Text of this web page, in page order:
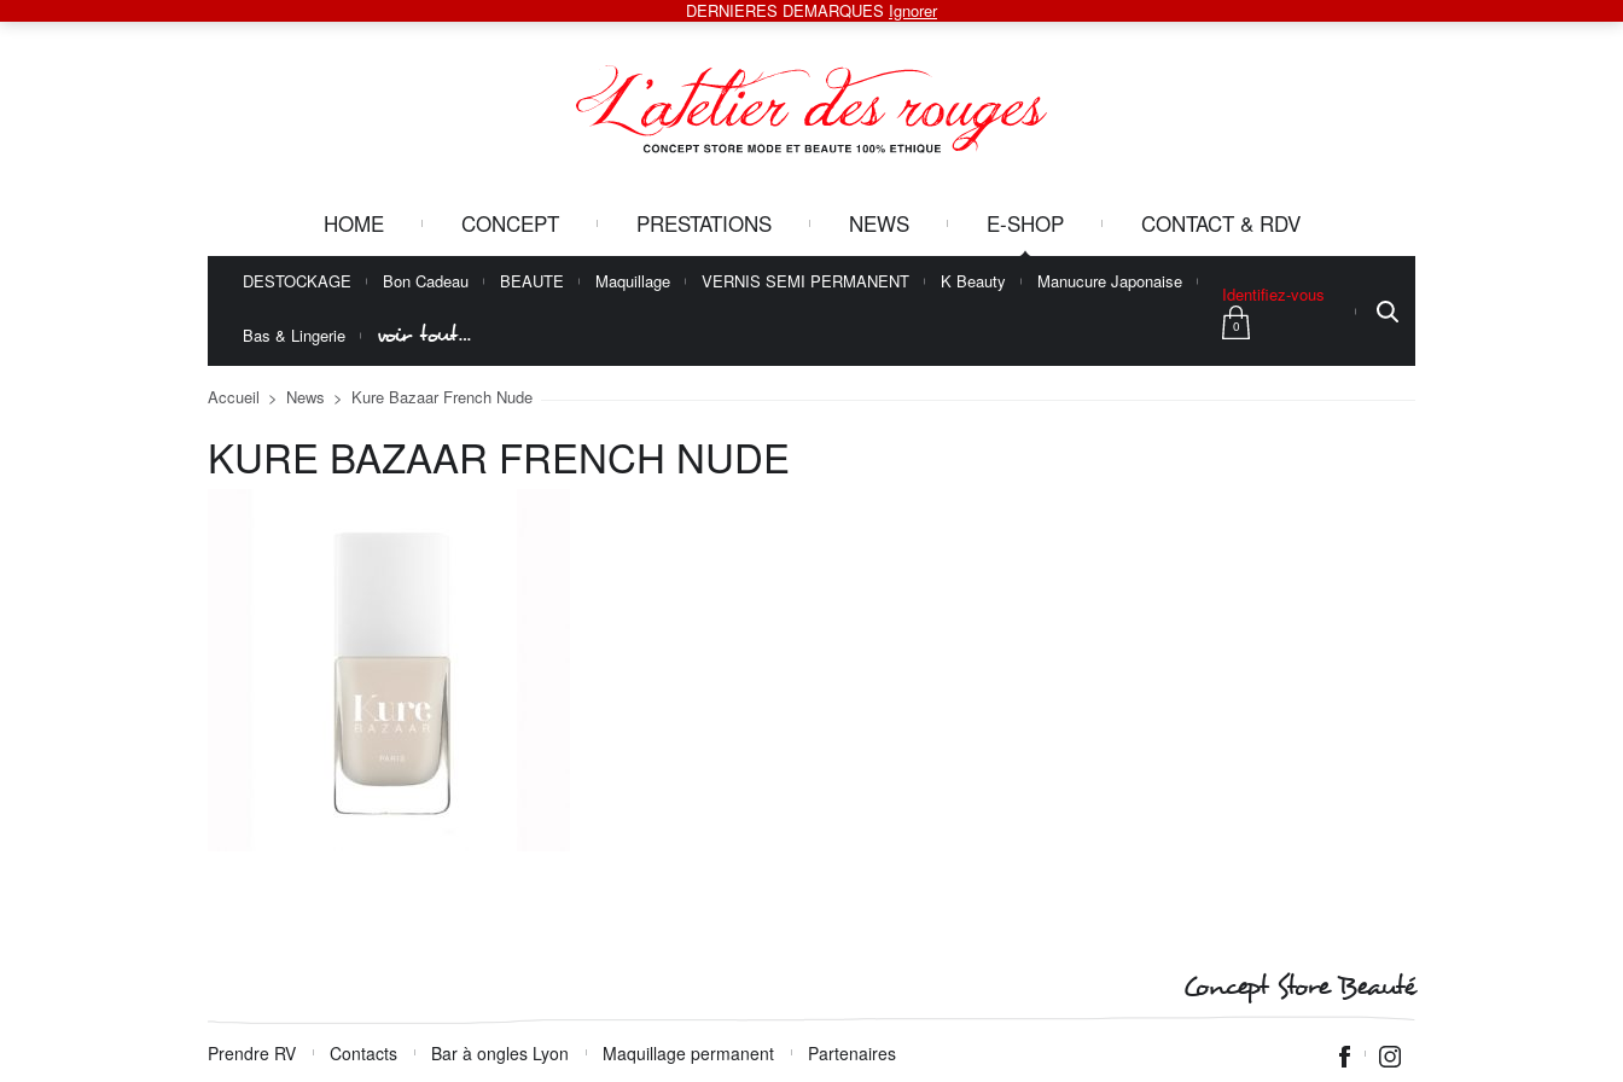
HOME CONCEPT PRESTATIONS NEWS E-SHOP CONTACT & RDV
DESTOCKAGE Bon Cadeau BEAUTE Maquillage VERNIS SEMI PERMANENT K Beauty Manucure Japonaise
Bas & Lingerie voir tout…
Identifiez-vous
0
Accueil > News > Kure Bazaar French Nude
KURE BAZAAR FRENCH NUDE
Concept Store Beauté
Prendre RV Contacts Bar à ongles Lyon Maquillage permanent
Partenaires
DERNIERES DEMARQUES Ignorer